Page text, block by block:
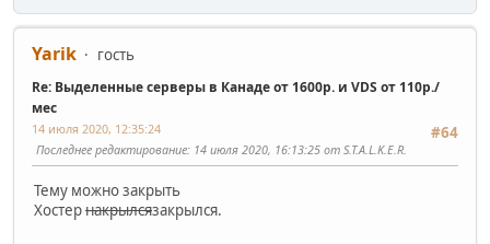
Yarik гость
Re: Выделенные серверы в Канаде от 1600р. и VDS от 110р./
мес
#64
14 июля 2020, 12:35:24
Последнее редактирование: 14 июля 2020, 16:13:25 от S.T.A.L.K.E.R.
Тему можно закрыть
Хостернакрылсязакрылся.